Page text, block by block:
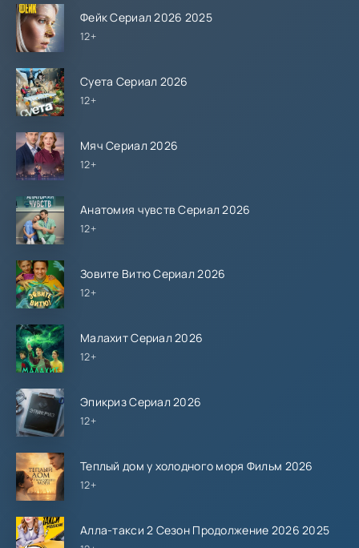
Фейк Сериал 2026 2025
12+
Суета Сериал 2026
12+
Мяч Сериал 2026
12+
Анатомия чувств Сериал 2026
12+
Зовите Витю Сериал 2026
12+
Малахит Сериал 2026
12+
Эпикриз Сериал 2026
12+
Теплый дом у холодного моря Фильм 2026
12+
Алла-такси 2 Сезон Продолжение 2026 2025